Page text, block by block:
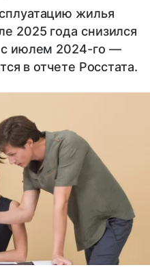
жилья
2025 года снизился
с июлем 2024-го —
в отчете Росстата.